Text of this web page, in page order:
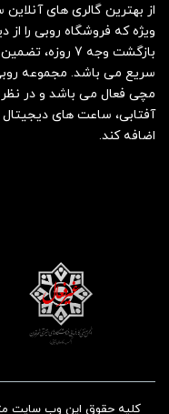
از بهترین گالری های
ویژه که فروشگاه روبی را از
بازگشت وجه 7
سریع می باشد. مجموعه
مچی فعال می باشد و در
آفتابی، ساعت های
اضافه کند.
کلیه حقوق این وب سایت